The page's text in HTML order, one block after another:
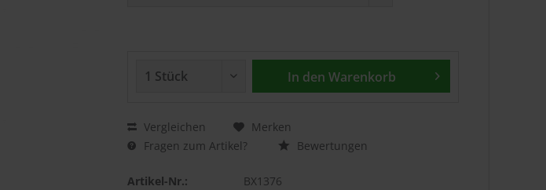
In den Warenkorb
Vergleichen
Merken
Fragen zum Artikel?
Bewertungen
Artikel-Nr.: BX1376